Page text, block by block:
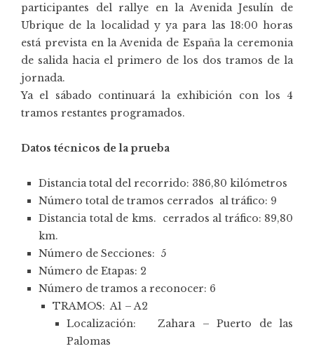
participantes del rallye en la Avenida Jesulín de
Ubrique de la localidad y ya para las 18:00 horas
está prevista en la Avenida de España la ceremonia
de salida hacia el primero de los dos tramos de la
jornada.
Ya el sábado continuará la exhibición con los 4
tramos restantes programados.
Datos técnicos de la prueba
Distancia total del recorrido: 386,80 kilómetros
Número total de tramos cerrados al tráfico: 9
Distancia total de kms. cerrados al tráfico: 89,80
km.
Número de Secciones: 5
Número de Etapas: 2
Número de tramos a reconocer: 6
TRAMOS: A1 – A2
Localización: Zahara – Puerto de las
Palomas